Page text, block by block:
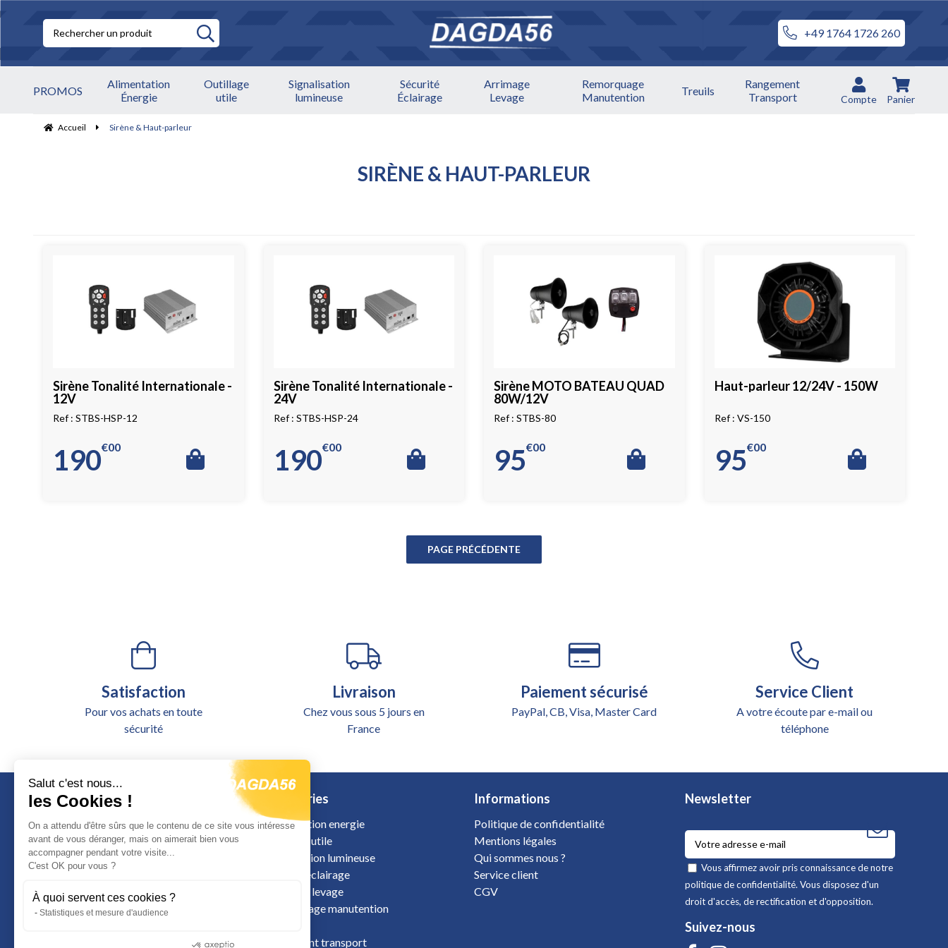
+49 1764 1726 260
PROMOS
Alimentation
Énergie
Outillage
utile
Signalisation
lumineuse
Sécurité
Éclairage
Arrimage
Levage
Remorquage
Manutention
Treuils
Rangement
Transport
Compte Panier
Accueil Sirène & Haut-parleur
SIRÈNE & HAUT-PARLEUR
Sirène Tonalité Internationale -
12V
STBS-HSP-12
190 00
€
Sirène Tonalité Internationale -
24V
STBS-HSP-24
190 00
€
Sirène MOTO BATEAU QUAD
80W/12V
STBS-80
95 00
€
Haut-parleur 12/24V - 150W
VS-150
95 00
€
Satisfaction
Pour vos achats en toute
sécurité
Livraison
Chez vous sous 5 jours en
France
Paiement sécurisé
PayPal, CB, Visa, Master Card
Service Client
A votre écoute par e-mail ou
téléphone
Calle de Colombia
+49 1764 1726 260
Catégories
Alimentation energie
Outillage utile
Signalisation lumineuse
Sécurité éclairage
Arrimage levage
Remorquage manutention
Rangement transport
Informations
Politique de confidentialité
Mentions légales
Qui sommes nous ?
Service client
CGV
Newsletter
Vous affirmez avoir pris connaissance de notre
politique de confidentialité. Vous disposez d'un
droit d'accès, de rectification et d'opposition.
Suivez-nous
Salut c'est nous...
les Cookies !
On a attendu d'être sûrs que le contenu de ce site vous intéresse
avant de vous déranger, mais on aimerait bien vous
accompagner pendant votre visite...
C'est OK pour vous ?
À quoi servent ces cookies ?
Statistiques et mesure d'audience